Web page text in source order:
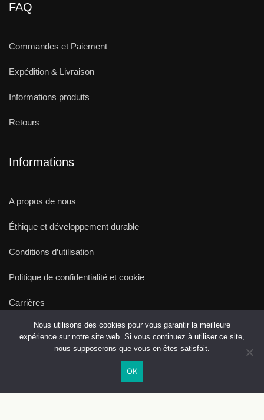
FAQ
Commandes et Paiement
Expédition & Livraison
Informations produits
Retours
Informations
A propos de nous
Éthique et développement durable
Conditions d’utilisation
Politique de confidentialité et cookie
Carrières
ShowroomNous utilisons des cookies pour vous garantir la meilleure
expérience sur notre site web. Si vous continuez à utiliser ce site,
nous supposerons que vous en êtes satisfait.
OK